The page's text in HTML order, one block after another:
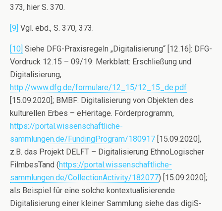
373, hier S. 370.
[9] Vgl. ebd., S. 370, 373.
[10] Siehe DFG-Praxisregeln „Digitalisierung“ [12.16]: DFG-
Vordruck 12.15 – 09/19: Merkblatt: Erschließung und
Digitalisierung,
http://www.dfg.de/formulare/12_15/12_15_de.pdf
[15.09.2020]; BMBF: Digitalisierung von Objekten des
kulturellen Erbes – eHeritage. Förderprogramm,
https://portal.wissenschaftliche-
sammlungen.de/FundingProgram/180917 [15.09.2020],
z.B. das Projekt DELFT – Digitalisierung EthnoLogischer
FilmbesTand (https://portal.wissenschaftliche-
sammlungen.de/CollectionActivity/182077) [15.09.2020];
als Beispiel für eine solche kontextualisierende
Digitalisierung einer kleiner Sammlung siehe das digiS-